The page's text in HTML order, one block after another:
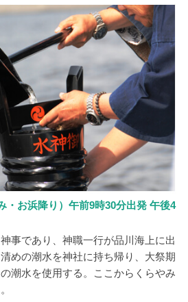
・お浜降り）午前9時30分出発 午後4
事であり、神職一行が品川海上に出
めの潮水を神社に持ち帰り、大祭期
潮水を使用する。ここからくらやみ